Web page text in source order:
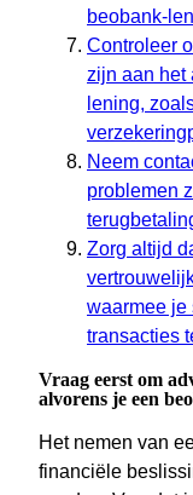
beobank-
Controleer
zijn aan het
lening,
Neem
problemen
Zorg altijd
waarmee je
transacties
Vraag eerst om
alvorens je een
Het nemen van
financiële